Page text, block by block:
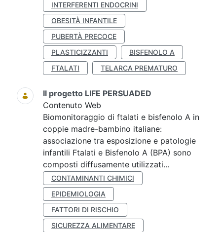
INTERFERENTI ENDOCRINI
OBESITÀ INFANTILE
PUBERTÀ PRECOCE
PLASTICIZZANTI
BISFENOLO A
FTALATI
TELARCA PREMATURO
Il progetto LIFE PERSUADED
Contenuto Web
Biomonitoraggio di ftalati e bisfenolo A in
coppie madre-bambino italiane:
associazione tra esposizione e patologie
infantili Ftalati e Bisfenolo A (BPA) sono
composti diffusamente utilizzati...
CONTAMINANTI CHIMICI
EPIDEMIOLOGIA
FATTORI DI RISCHIO
SICUREZZA ALIMENTARE